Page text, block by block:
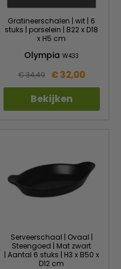
Gratineerschalen | wit | 6
stuks | porselein | B22 x D18
x H5 cm
OlympiaW433
€ 34,49 € 32,00
Bekijken
Serveerschaal | Ovaal |
Steengoed | Mat zwart
| Aantal 6 stuks | H3 x B50 x
D12 cm